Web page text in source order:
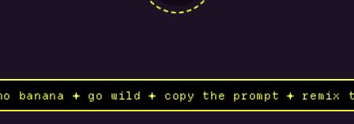
✦ go wild ✦ copy the prompt ✦